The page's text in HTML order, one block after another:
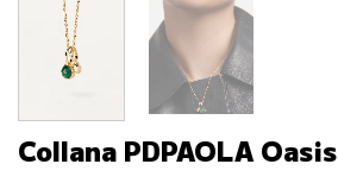
Collana PDPAOLA Oasis